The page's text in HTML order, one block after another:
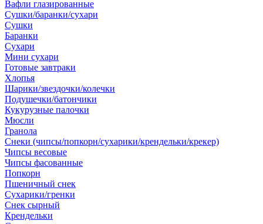
Вафли глазированные
Сушки/баранки/сухари
Сушки
Баранки
Сухари
Мини сухари
Готовые завтраки
Хлопья
Шарики/звездочки/колечки
Подушечки/батончики
Кукурузные палочки
Мюсли
Гранола
Снеки (чипсы/попкорн/сухарики/крендельки/крекер)
Чипсы весовые
Чипсы фасованные
Попкорн
Пшеничный снек
Сухарики/гренки
Снек сырный
Крендельки